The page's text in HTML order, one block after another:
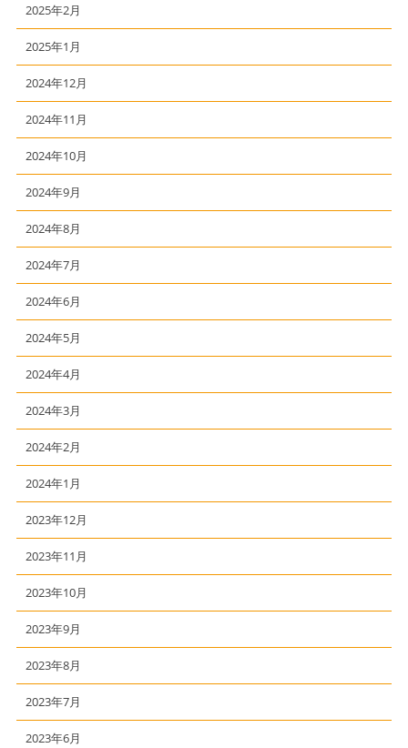
2025年2月
2025年1月
2024年12月
2024年11月
2024年10月
2024年9月
2024年8月
2024年7月
2024年6月
2024年5月
2024年4月
2024年3月
2024年2月
2024年1月
2023年12月
2023年11月
2023年10月
2023年9月
2023年8月
2023年7月
2023年6月